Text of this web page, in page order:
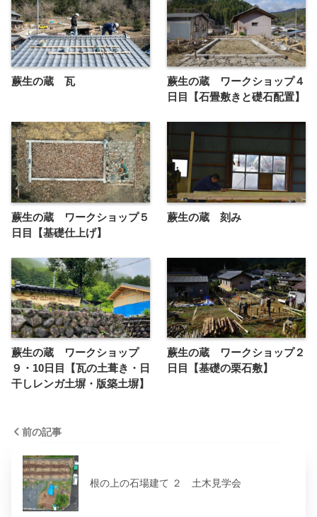
蕨生の蔵 瓦
蕨生の蔵 ワークショップ４
日目【石畳敷きと礎石配置】
蕨生の蔵 ワークショップ５
日目【基礎仕上げ】
蕨生の蔵 刻み
蕨生の蔵 ワークショップ
９・10日目【瓦の土葺き・日
干しレンガ土塀・版築土塀】
蕨生の蔵 ワークショップ２
日目【基礎の栗石敷】
前の記事
根の上の石場建て ２ 土木見学会